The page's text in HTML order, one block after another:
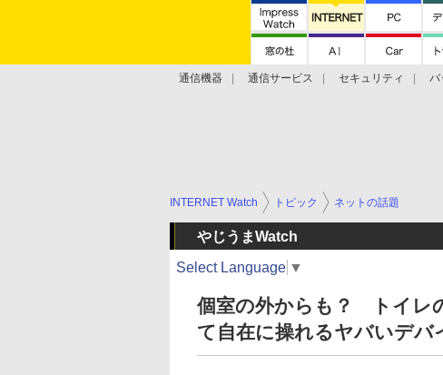
通信機器 通信サービス セキュリティ バ
INTERNET Watch トピック ネットの話題
やじうまWatch
Select Language ▼
個室の外からも？ トイレ
て自在に操れるヤバいデバ